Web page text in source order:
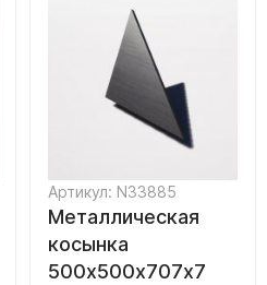
Артикул: N33885
Металлическая
косынка
500х500х707х7